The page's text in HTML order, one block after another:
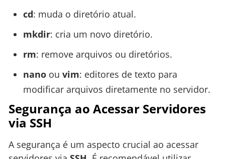
cd: muda o diretório atual.
mkdir: cria um novo diretório.
rm: remove arquivos ou diretórios.
nanoou vim: editores de texto para
modificar arquivos diretamente no servidor.
Segurança ao Acessar Servidores
via SSH
A segurança é um aspecto crucial ao acessar